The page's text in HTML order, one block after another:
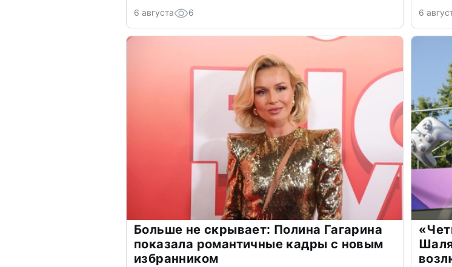
6 августа 6 6
Больше не скрывает: Полина Гагарина
показала романтичные кадры с новым
избранником